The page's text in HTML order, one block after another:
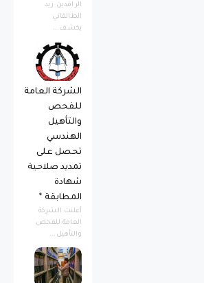
الرافدين زيد
الطالقاني
يكشف...
الشركة العامة
للفحص
والتأهيل
الهندسي
تحصل على
تمديد صلاحية
شهادة
المطابقة *
أعلنت الشركة
العامة للفحص
والتأهيل...